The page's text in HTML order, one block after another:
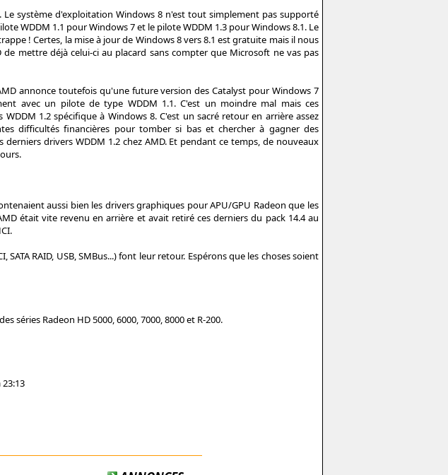
système d'exploitation Windows 8 n'est tout simplement pas supporté
WDDM 1.1 pour Windows 7 et le pilote WDDM 1.3 pour Windows 8.1. Le
! Certes, la mise à jour de Windows 8 vers 8.1 est gratuite mais il nous
mettre déjà celui-ci au placard sans compter que Microsoft ne vas pas
annonce toutefois qu'une future version des Catalyst pour Windows 7
avec un pilote de type WDDM 1.1. C'est un moindre mal mais ces
1.2 spécifique à Windows 8. C'est un sacré retour en arrière assez
difficultés financières pour tomber si bas et chercher à gagner des
drivers WDDM 1.2 chez AMD. Et pendant ce temps, de nouveaux
aussi bien les drivers graphiques pour APU/GPU Radeon que les
était vite revenu en arrière et avait retiré ces derniers du pack 14.4 au
SATA RAID, USB, SMBus...) font leur retour. Espérons que les choses soient
séries Radeon HD 5000, 6000, 7000, 8000 et R-200.